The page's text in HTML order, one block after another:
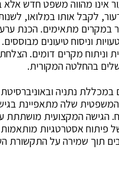
אינו מהווה משפט חדש
לקבל אותו במלואו,
במקרים מתאימים. הכנת
וניסוח טיעונים
מקרים דומים. הצלחת
בהחלטה המקורית.
נתניה
המשפטית שלה מתאפיינת
הגישה המקצועית מושתתת
אסטרטגיות מותאמות
תוך שמירה על התקשורת